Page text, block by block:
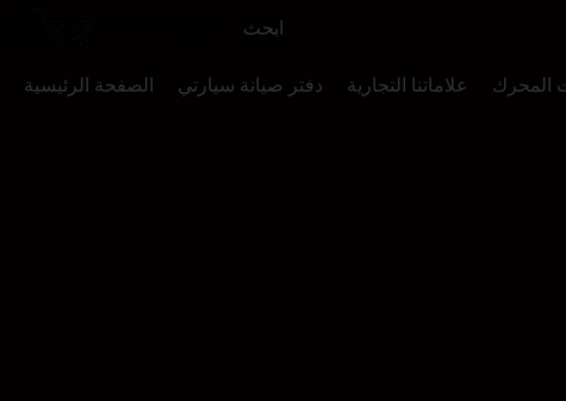
الصفحة الرئيسية دفتر صيانة سيارتي علاماتنا التجارية المحرك